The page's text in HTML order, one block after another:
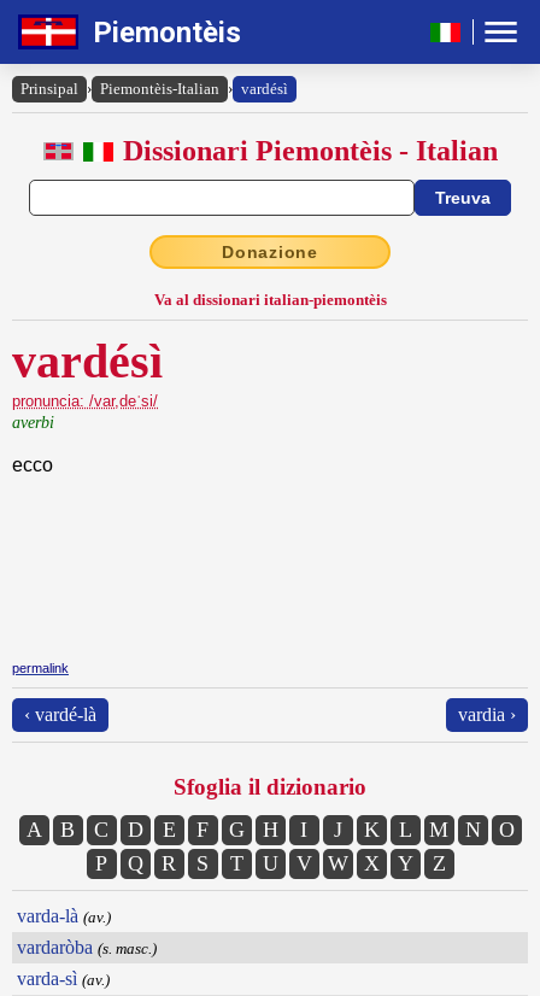
Piemontèis
Prinsipal › Piemontèis-Italian › vardésì
Dissionari Piemontèis - Italian
Donazione
Va al dissionari italian-piemontèis
vardésì
pronuncia: /var,deˈsi/
averbi
ecco
permalink
‹ vardé-là vardia ›
Sfoglia il dizionario
A B C D E F G H I J K L M N
O
P
Q R S T U V W X Y Z
varda-là (av.)
vardaròba (s. masc.)
varda-sì (av.)